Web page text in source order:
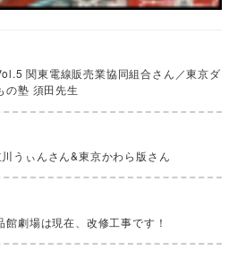
関東電線販売業協同組合さん／東京ダ
の塾 須田先生
うぃんさん&東京かわら版さん
劇場は現在、改修工事です！